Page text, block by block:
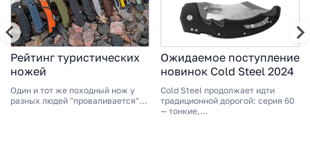
Рейтинг туристических
ножей
Один и тот же походный нож у
разных людей "проваливается"...
Ожидаемое поступление
новинок Cold Steel 2024
Cold Steel продолжает идти
традиционной дорогой: серия 60
— тонкие,...